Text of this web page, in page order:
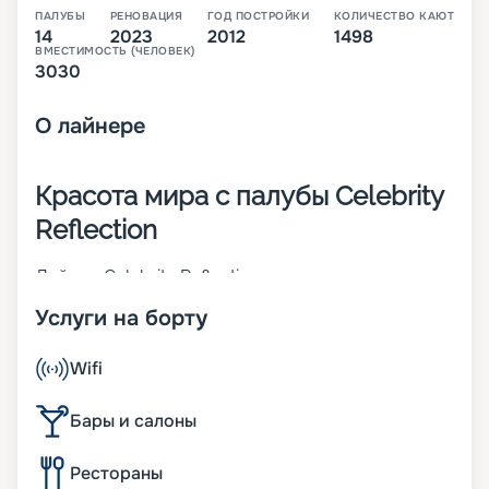
ПАЛУБЫ
14
РЕНОВАЦИЯ
2023
ГОД ПОСТРОЙКИ
2012
КОЛИЧЕСТВО КАЮТ
1498
ВМЕСТИМОСТЬ (ЧЕЛОВЕК)
3030
О лайнере
Красота мира с палубы Celebrity
Reflection
Лайнер Celebrity Reflection относится к классу
судно прошло реновацию. Водоизмещение
способно развить максимальную скорость 24
узла. На борту туристов ждет:
• уникальные стеклянные лифты, которые
обеспечивают панорамный вид на океан;
• открытые бассейны с лежаками;
• уникальный зеленый газон, на котором можно
Услуги на борту
Wifi
Бары и салоны
Рестораны